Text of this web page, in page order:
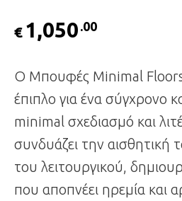
€ 1,050 .00
Ο Μπουφές Minimal Floors
έπιπλο για ένα σύγχρονο
minimal σχεδιασμό και
συνδυάζει την αισθητική
του λειτουργικού,
που αποπνέει ηρεμία και